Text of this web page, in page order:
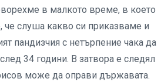
в малкото време, в което
че слуша какво си приказваме и
пандизчия с нетърпение чака да
34 години. В затвора е следял
може да оправи държавата.